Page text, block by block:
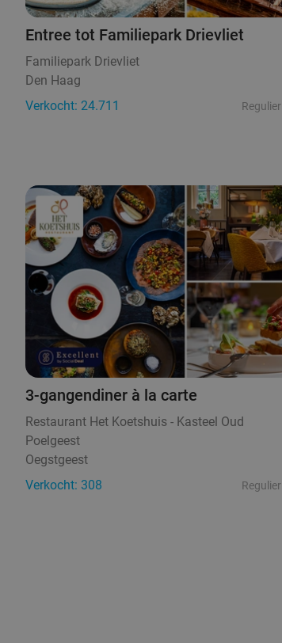
Entree tot Familiepark Drievliet
Familiepark Drievliet
Den Haag
Verkocht: 24.711
Regulier
3-gangendiner à la carte
Restaurant Het Koetshuis - Kasteel Oud
Poelgeest
Oegstgeest
Verkocht: 308
Regulier